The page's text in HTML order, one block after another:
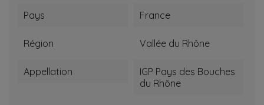
Pays France
Région Vallée du Rhône
Appellation
IGP Pays des Bouches
du Rhône